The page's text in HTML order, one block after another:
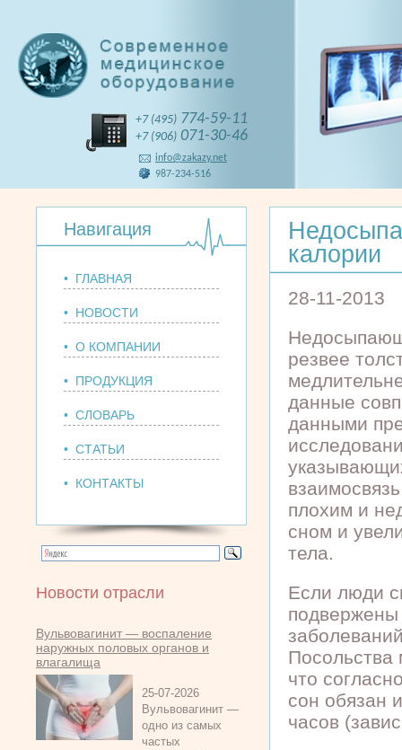
+7 (495) 774-59-11
+7 (906) 071-30-46
info@zakazy.net
987-234-516
Навигация
• ГЛАВНАЯ
• НОВОСТИ
• О КОМПАНИИ
• ПРОДУКЦИЯ
• СЛОВАРЬ
• СТАТЬИ
• КОНТАКТЫ
Новости отрасли
Вульвовагинит — воспаление
наружных половых органов и
влагалища
25-07-2026
Вульвовагинит —
одно из самых
частых
калории
28-11-2013
резвее
данные
данными
плохим и
сном и
тела.
Если люди
Посольства
что
сон обязан
часов